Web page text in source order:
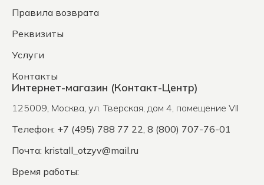
Правила возврата
Реквизиты
Услуги
Контакты
Интернет-магазин (Контакт-Центр)
125009, Москва, ул. Тверская, дом 4, помещение VII
Телефон: +7 (495) 788 77 22, 8 (800) 707-76-01
Почта: kristall_otzyv@mail.ru
Время работы: